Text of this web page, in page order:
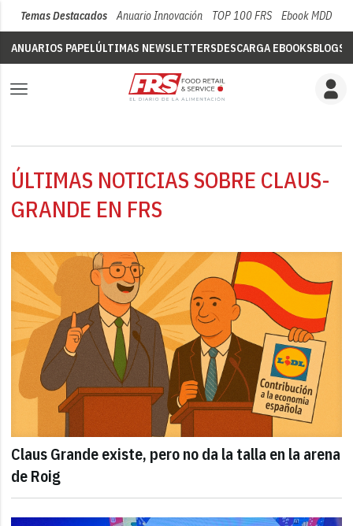
Temas Destacados Anuario Innovación TOP 100 FRS Ebook MDD
ANUARIOS PAPELÚLTIMAS NEWSLETTERSDESCARGA EBOOKSBLOGS
ÚLTIMAS NOTICIAS SOBRE CLAUS-
GRANDE EN FRS
Claus Grande existe, pero no da la talla en la arena
de Roig